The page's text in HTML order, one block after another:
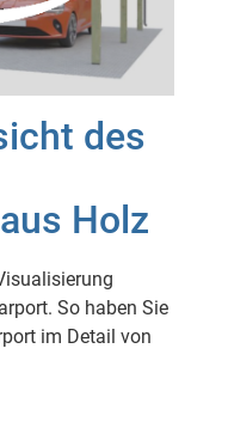
des
Holz
So haben Sie
im Detail von